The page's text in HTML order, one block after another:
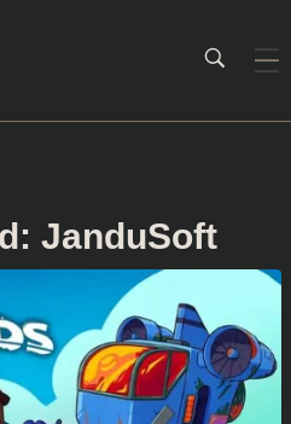
JanduSoft